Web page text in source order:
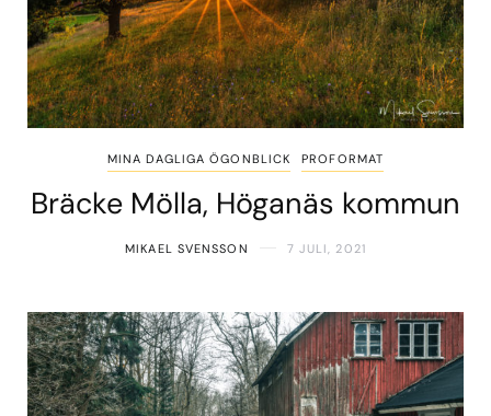
MINA DAGLIGA ÖGONBLICK PROFORMAT
Bräcke Mölla, Höganäs kommun
MIKAEL SVENSSON 7 JULI, 2021